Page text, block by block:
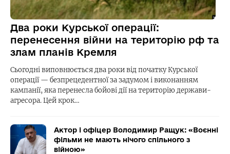
Два роки Курської операції:
перенесення війни на територію рф та
злам планів Кремля
Сьогодні виповнюється два роки від початку Курської
операції — безпрецедентної за задумом і виконанням
кампанії, яка перенесла бойові дії на територію держави-
агресора. Цей крок…
Актор і офіцер Володимир Ращук: «Воєнні
фільми не мають нічого спільного з
війною»